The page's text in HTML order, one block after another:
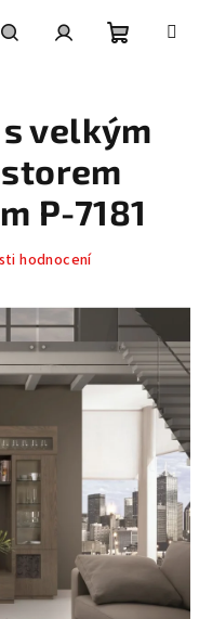
košík
velkým
P-7181
hodnocení